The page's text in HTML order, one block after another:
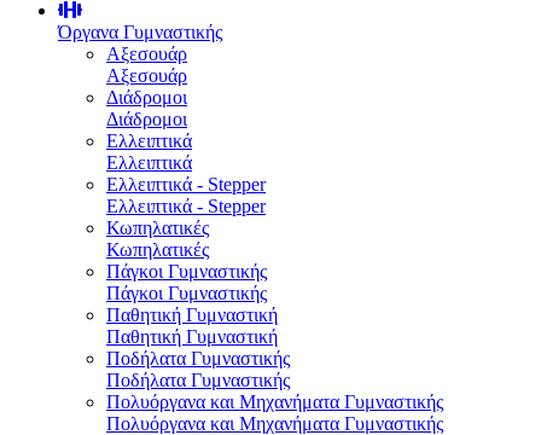
Όργανα Γυμναστικής
Αξεσουάρ
Αξεσουάρ
Διάδρομοι
Διάδρομοι
Ελλειπτικά
Ελλειπτικά
Ελλειπτικά - Stepper
Ελλειπτικά - Stepper
Κωπηλατικές
Κωπηλατικές
Πάγκοι Γυμναστικής
Πάγκοι Γυμναστικής
Παθητική Γυμναστική
Παθητική Γυμναστική
Ποδήλατα Γυμναστικής
Ποδήλατα Γυμναστικής
Πολυόργανα και Μηχανήματα Γυμναστικής
Πολυόργανα και Μηχανήματα Γυμναστικής